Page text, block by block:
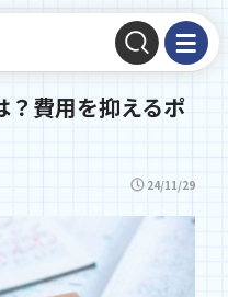
？費用を抑えるポ
24/11/29